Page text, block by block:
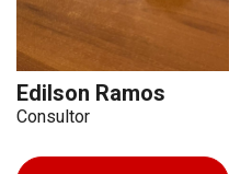
Edilson Ramos
Consultor